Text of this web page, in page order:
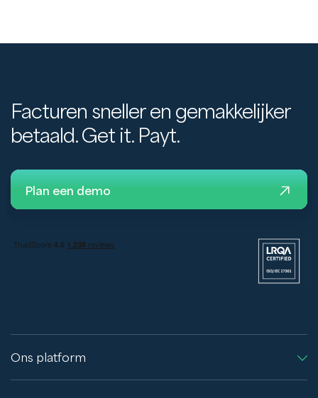
Facturen sneller en gemakkelijker
betaald. Get it. Payt.
Plan een demo
Ons platform